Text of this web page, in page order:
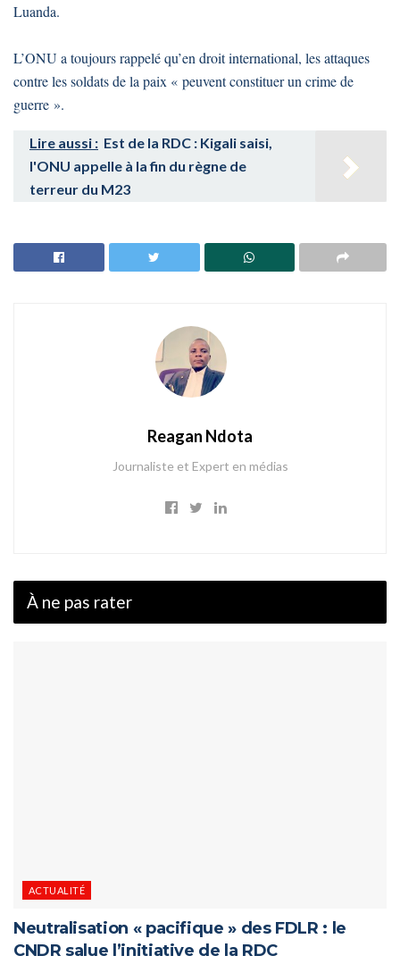
Luanda.
L’ONU a toujours rappelé qu’en droit international, les attaques
contre les soldats de la paix « peuvent constituer un crime de
guerre ».
Lire aussi : Est de la RDC : Kigali saisi,
l'ONU appelle à la fin du règne de
terreur du M23
Reagan Ndota
Journaliste et Expert en médias
À ne pas rater
ACTUALITÉ
Neutralisation « pacifique » des FDLR : le
CNDR salue l’initiative de la RDC